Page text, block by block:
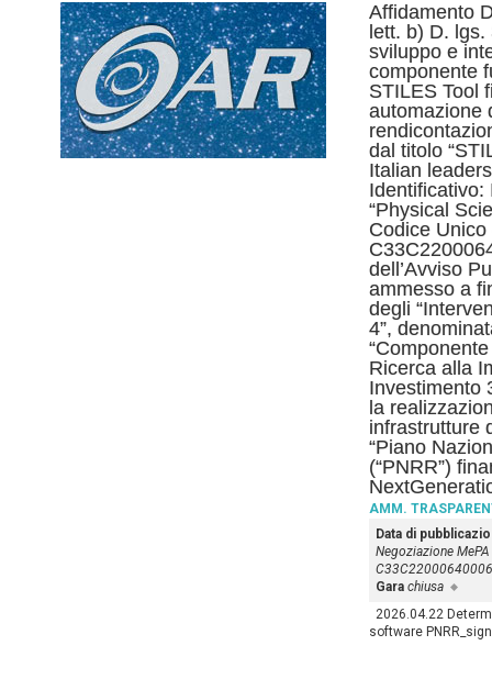
Affidamento
lett. b) D.
sviluppo e
componente
STILES Tool
automazione
dal titolo
Italian
Identificativo:
“Physical
Codice
dell’Avviso
ammesso a
degli
4”,
Ricerca alla
Investimento
la
infrastrutture
“Piano
(“PNRR”)
AMM.
Data di
Negoziazione
C33C22000640006
Gara chiusa
2026.04.22
software